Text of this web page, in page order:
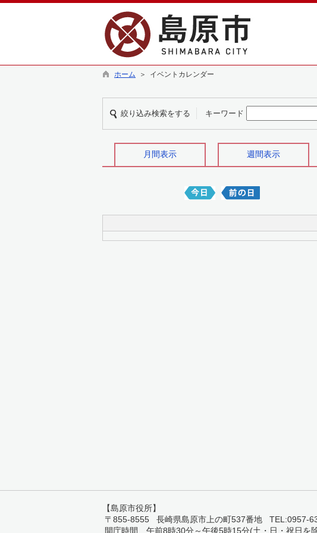
ホーム ＞ イベントカレンダー
絞り込み検索をする キーワード
月間表示 週間表示
【島原市役所】
〒855-8555 長崎県島原市上の町537番地 TEL:0957-
開庁時間 午前8時30分～午後5時15分(土・日・祝日を